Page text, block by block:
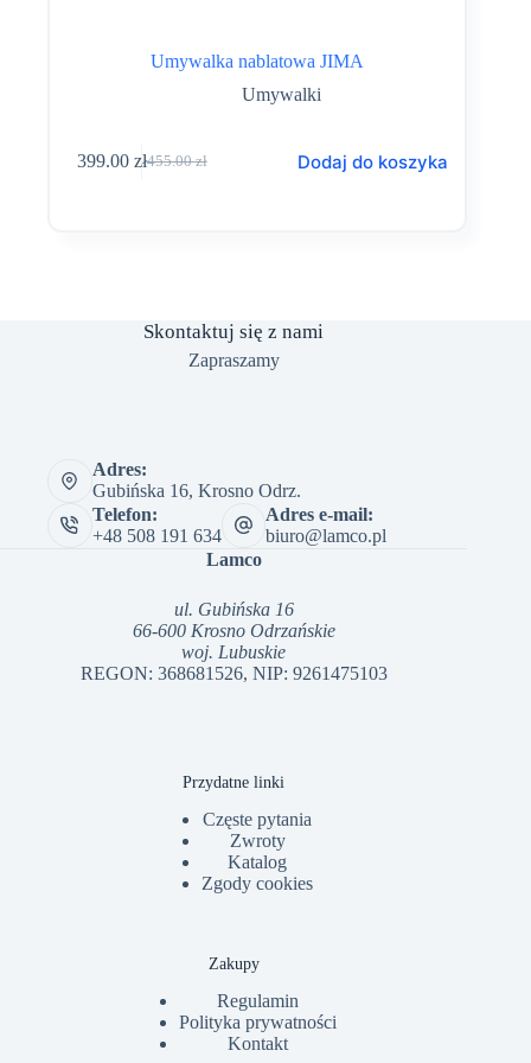
Umywalka nablatowa JIMA
Umywalki
455.00zł
Pierwotna
399.00 złAktualna
Dodaj do koszyka
Skontaktuj się z nami
Zapraszamy
Adres:
Gubińska 16, Krosno Odrz.
Telefon:
+48 508 191 634
Adres e-mail:
biuro@lamco.pl
Lamco
ul. Gubińska 16
66-600 Krosno Odrzańskie
woj. Lubuskie
REGON: 368681526, NIP: 9261475103
Przydatne linki
Częste pytania
Zwroty
Katalog
Zgody cookies
Zakupy
Regulamin
Polityka prywatności
Kontakt